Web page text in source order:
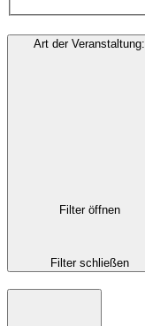
Art der Veranstaltung:
Filter öffnen
Filter schließen